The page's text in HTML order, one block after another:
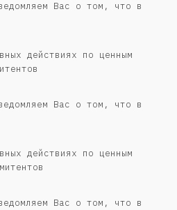
Вас о том, что в
действиях по ценным
Вас о том, что в
действиях по ценным
Вас о том, что в